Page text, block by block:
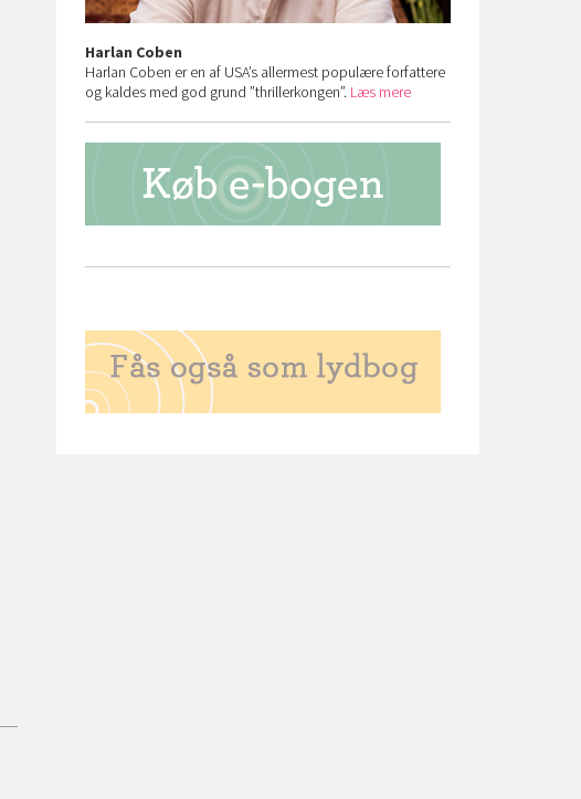
Harlan Coben
Harlan Coben er en af USA’s allermest populære forfattere
og kaldes med god grund ”thrillerkongen”. Læs mere